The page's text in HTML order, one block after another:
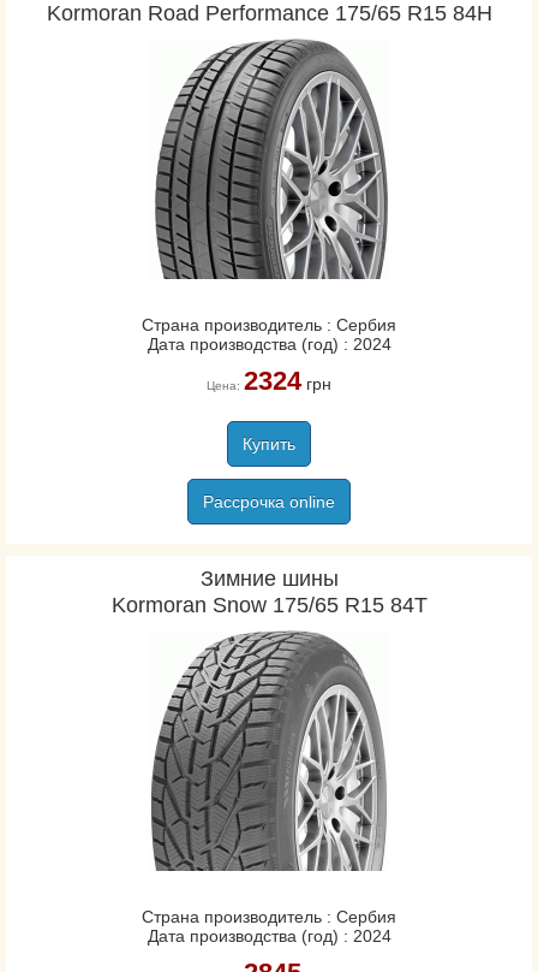
Kormoran Road Performance 175/65 R15 84H
Страна производитель : Сербия
Дата производства (год) : 2024
Цена: 2324грн
Купить
Рассрочка online
Зимние шины
Kormoran Snow 175/65 R15 84T
Страна производитель : Сербия
Дата производства (год) : 2024